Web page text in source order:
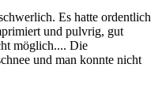
Es hatte ordentlich
und pulvrig, gut
möglich.... Die
und man konnte nicht